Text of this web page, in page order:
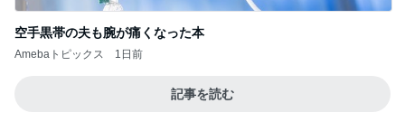
空手黒帯の夫も腕が痛くなった本
Amebaトピックス 1日前
記事を読む